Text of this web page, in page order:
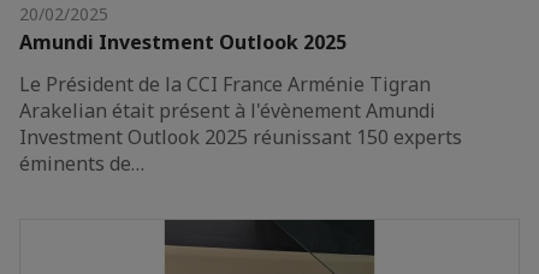
20/02/2025
Amundi Investment Outlook 2025
Le Président de la CCI France Arménie Tigran
Arakelian était présent à l'évènement Amundi
Investment Outlook 2025 réunissant 150 experts
éminents de…